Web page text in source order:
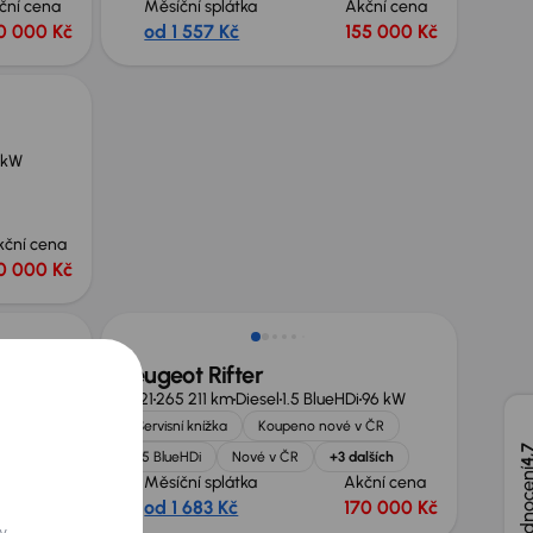
cena
000 Kč
Měsíční splátka
od 1 557 Kč
Akční cena
155 000 Kč
cena
000 Kč
Peugeot Rifter
2021265 211 kmDiesel1.5 BlueHDi96 kW
Servisní knížka
Koupeno nové v ČR
1.5 BlueHDi
Nové v ČR +3 dalších
Měsíční splátka
od 1 683 Kč
Akční cena
170 000 Kč
Zlevněno o 20 000 Kč